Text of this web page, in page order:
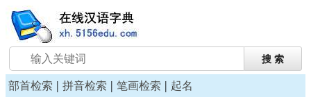
部首检索 | 拼音检索 | 笔画检索 | 起名